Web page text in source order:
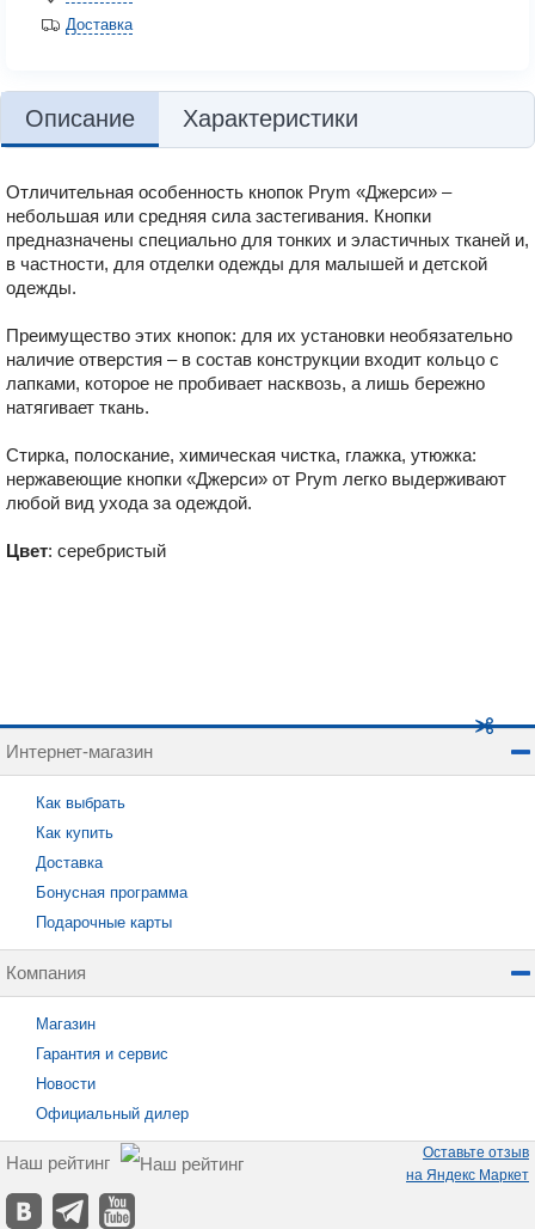
Доставка
Описание Характеристики
Отличительная особенность кнопок Prym «Джерси» –
небольшая или средняя сила застегивания. Кнопки
предназначены специально для тонких и эластичных тканей и,
в частности, для отделки одежды для малышей и детской
одежды.
Преимущество этих кнопок: для их установки необязательно
наличие отверстия – в состав конструкции входит кольцо с
лапками, которое не пробивает насквозь, а лишь бережно
натягивает ткань.
Стирка, полоскание, химическая чистка, глажка, утюжка:
нержавеющие кнопки «Джерси» от Prym легко выдерживают
любой вид ухода за одеждой.
Цвет: серебристый
Интернет-магазин
Как выбрать
Как купить
Доставка
Бонусная программа
Подарочные карты
Компания
Магазин
Гарантия и сервис
Новости
Официальный дилер
Наш рейтинг
Оставьте отзыв
на Яндекс Маркет